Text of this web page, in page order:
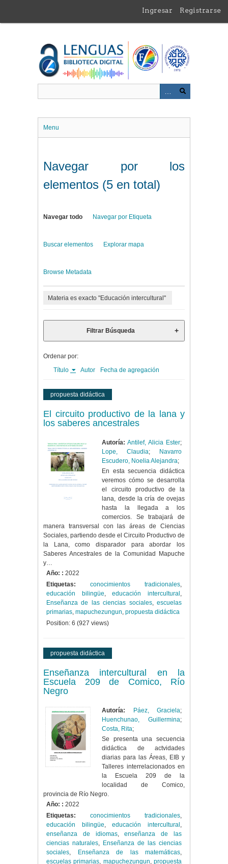
contenido
Ingresar Registrarse
Menu
Navegar por los
elementos (5 en total)
Navegar todo Navegar por Etiqueta
Buscar elementos Explorar mapa
Browse Metadata
Materia es exacto "Educación intercultural"
Filtrar Búsqueda
Ordenar por:
Título
Autor Fecha de agregación
propuesta didáctica
El circuito productivo de la lana y
los saberes ancestrales
Autoría: Antilef, Alicia Ester;
Lope, Claudia;
Navarro
Escudero, Noelia Alejandra;
En esta secuencia didáctica
veremos cómo se desarrolla
el circuito productivo de la
lana, desde la cría de ovejas
hasta la llegada a los
comercios. Se trabajará de
manera transversal con las áreas de Ciencias
Sociales, partiendo desde el Circuito Productivo de
la Lana, como disparador para abordar los
Saberes Ancestrales de la Comunidad Mapuche
y…
Año: : 2022
Etiquetas:
conocimientos tradicionales,
educación bilingüe,educación intercultural ,
Enseñanza de las ciencias sociales,escuelas
primarias, mapuchezungun, propuesta didáctica
Position: 6 (927 views)
propuesta didáctica
Enseñanza intercultural en la
Escuela 209 de Comico, Río
Negro
Autoría: Páez, Graciela;
Huenchunao, Guillermina;
Costa, Rita;
Se presenta una secuencia
didáctica de actvidades
diarias para las Áreas, EIB y
Talleres interrelacionados en
la Escuela 209 de la
localidad de Comico,
provincia de Río Negro.
Año: : 2022
Etiquetas:
conocimientos tradicionales,
educación bilingüe,educación intercultural ,
enseñanza de idiomas,enseñanza de las
ciencias naturales, Enseñanza de las ciencias
sociales, Enseñanza de las matemáticas,
escuelas primarias, mapuchezungun,propuesta